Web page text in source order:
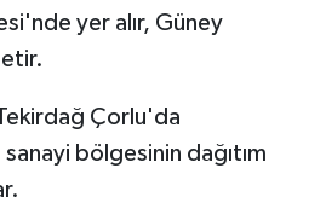
yer alır, Güney
Çorlu'da
sanayi bölgesinin dağıtım